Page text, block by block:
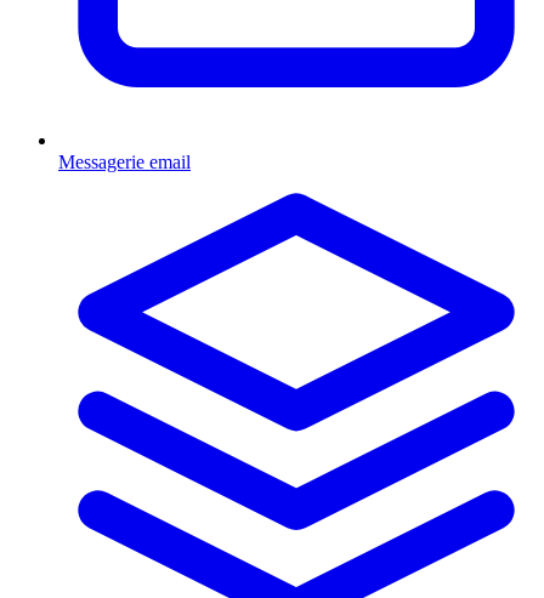
Messagerie email